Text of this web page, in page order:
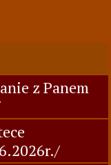
z Panem